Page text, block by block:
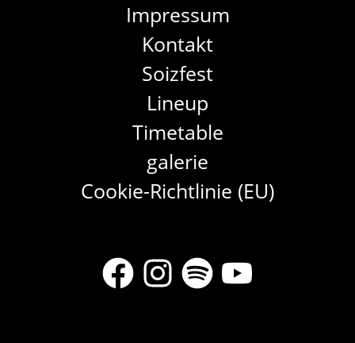
Impressum
Kontakt
Soizfest
Lineup
Timetable
galerie
Cookie-Richtlinie (EU)